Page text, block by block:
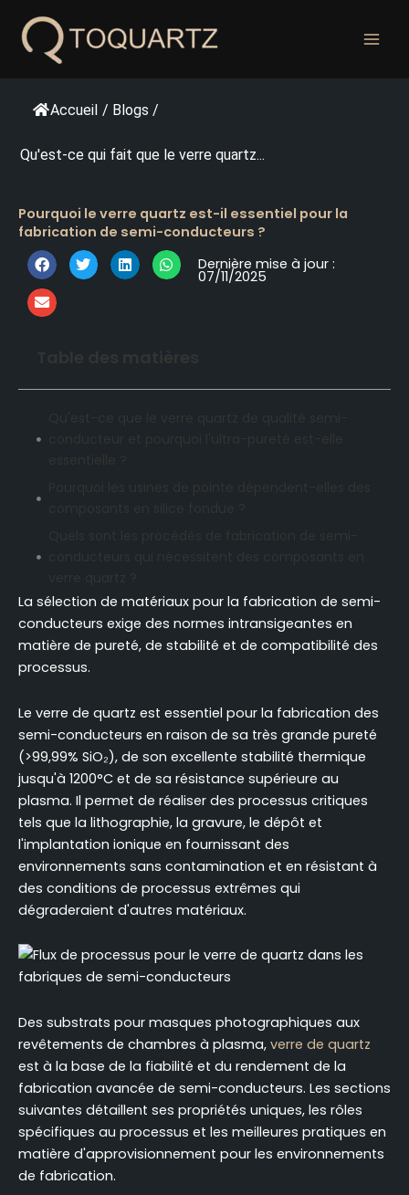
content
Accueil / Blogs /
Qu'est-ce qui fait que le verre quartz...
Pourquoi le verre quartz est-il essentiel pour la
fabrication de semi-conducteurs ?
Dernière mise à jour :
07/11/2025
Comment le verre quartzeux permet-il d'utiliser
des systèmes de lithographie avancés ?
Quel est le rôle de la silice fondue dans
l'équipement de traitement par plasma ?
pour les applications de RTP et de diffusion ?
Comment les systèmes d'implantation d'ions
bénéficient-ils des propriétés du verre de quartz ?
Quels degrés de pureté du verre quartzeux
correspondent aux différents nœuds du
processus ?
Quelles sont les spécifications techniques les plus
importantes pour l'achat de quartz pour semi-
conducteurs ?
applications industrielles critiques ?
Quelles certifications industrielles s'appliquent aux
Cadre décisionnel pour la sélection du verre
quartz dans les usines de semi-conducteurs
Conclusion
FAQ (Foire aux questions)
La sélection de matériaux pour la fabrication de semi-
conducteurs exige des normes intransigeantes en
matière de pureté, de stabilité et de compatibilité des
processus.
Le verre de quartz est essentiel pour la fabrication des
semi-conducteurs en raison de sa très grande pureté
(>99,99% SiO₂), de son excellente stabilité thermique
jusqu'à 1200°C et de sa résistance supérieure au
plasma. Il permet de réaliser des processus critiques
tels que la lithographie, la gravure, le dépôt et
l'implantation ionique en fournissant des
environnements sans contamination et en résistant à
des conditions de processus extrêmes qui
dégraderaient d'autres matériaux.
Des substrats pour masques photographiques aux
revêtements de chambres à plasma, verre de quartz
est à la base de la fiabilité et du rendement de la
fabrication avancée de semi-conducteurs. Les sections
suivantes détaillent ses propriétés uniques, les rôles
spécifiques au processus et les meilleures pratiques en
matière d'approvisionnement pour les environnements
de fabrication.